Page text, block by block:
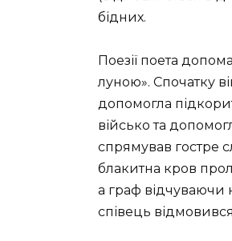
бідних.
Поезії поета
луною». Спочатку
допомогла
військо та
спрямував гостре
блакитна кров
а граф відчуваючи
співець